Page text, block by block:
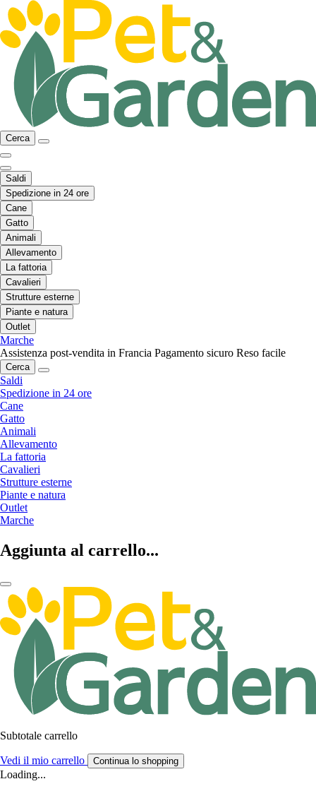
Cerca
Saldi
Spedizione in 24 ore
Cane
Gatto
Animali
Allevamento
La fattoria
Cavalieri
Strutture esterne
Piante e natura
Outlet
Marche
Assistenza post-vendita in Francia Pagamento sicuro Reso facile
Cerca
Saldi
Spedizione in 24 ore
Cane
Gatto
Animali
Allevamento
La fattoria
Cavalieri
Strutture esterne
Piante e natura
Outlet
Marche
Aggiunta al carrello...
Subtotale carrello
Vedi il mio carrello Continua lo shopping
Loading...